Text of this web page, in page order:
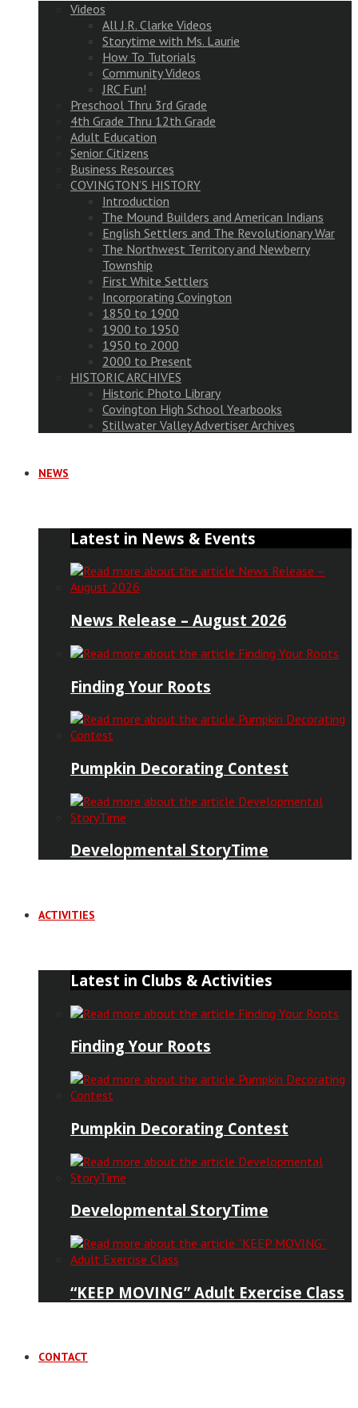
Videos
All J.R. Clarke Videos
Storytime with Ms. Laurie
How To Tutorials
Community Videos
JRC Fun!
Preschool Thru 3rd Grade
4th Grade Thru 12th Grade
Adult Education
Senior Citizens
Business Resources
COVINGTON’S HISTORY
Introduction
The Mound Builders and American Indians
English Settlers and The Revolutionary War
The Northwest Territory and Newberry
Township
First White Settlers
Incorporating Covington
1850 to 1900
1900 to 1950
1950 to 2000
2000 to Present
HISTORIC ARCHIVES
Historic Photo Library
Covington High School Yearbooks
Stillwater Valley Advertiser Archives
NEWS
Latest in News & Events
News Release – August 2026
Finding Your Roots
Pumpkin Decorating Contest
Developmental StoryTime
ACTIVITIES
Latest in Clubs & Activities
Finding Your Roots
Pumpkin Decorating Contest
Developmental StoryTime
“KEEP MOVING” Adult Exercise Class
CONTACT